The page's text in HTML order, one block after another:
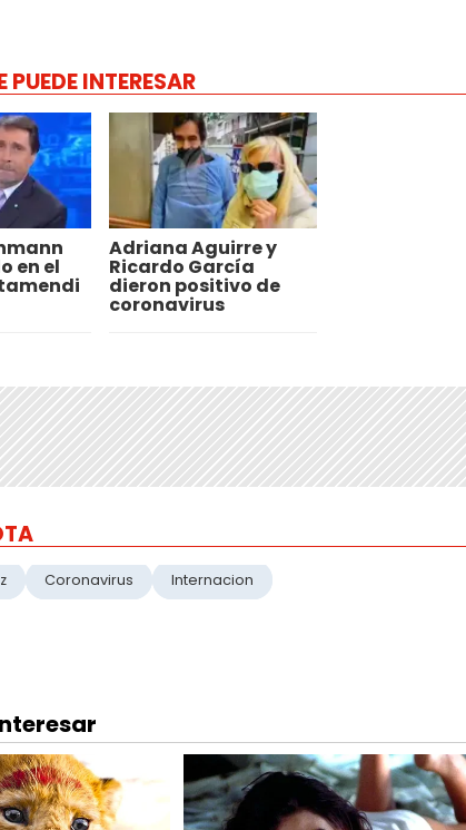
INTERESAR
en el
Adriana Aguirre y
Ricardo García
dieron positivo de
coronavirus
Coronavirus Internacion